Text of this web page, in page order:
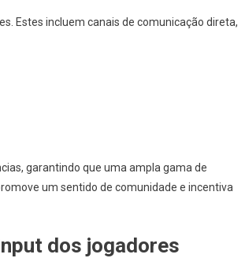
Estes incluem canais de comunicação direta,
garantindo que uma ampla gama de
um sentido de comunidade e incentiva
dos jogadores